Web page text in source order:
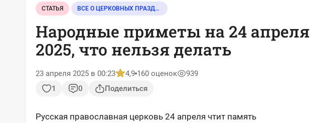
СТАТЬЯ ВСЕ О ЦЕРКОВНЫХ ПРАЗДНИКАХ
Народные приметы на 24 апреля
2025, что нельзя делать
23 апреля 2025 в 00:23 4,9 160 оценок
939
1
0 Поделиться
Русская православная церковь 24 апреля чтит память